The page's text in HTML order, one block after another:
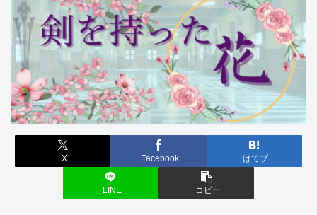
X Facebook はてブ
LINE コピー